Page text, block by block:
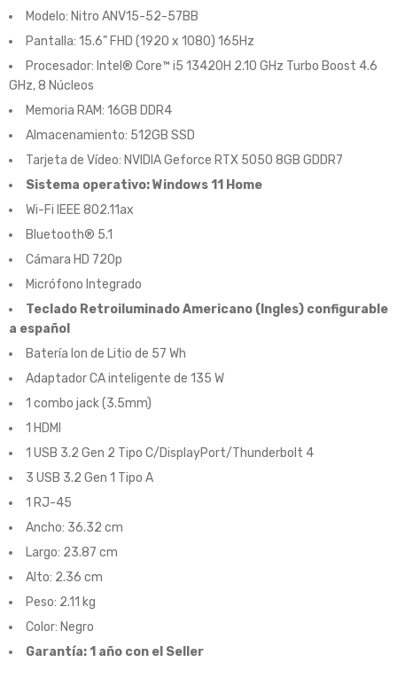
Modelo: Nitro ANV15-52-57BB
Pantalla: 15.6” FHD (1920 x 1080) 165Hz
Procesador: Intel® Core™ i5 13420H 2.10 GHz Turbo Boost 4.6
GHz, 8 Núcleos
Memoria RAM: 16GB DDR4
Almacenamiento: 512GB SSD
Tarjeta de Vídeo: NVIDIAGeforce RTX 5050 8GB GDDR7
Sistema operativo: Windows 11 Home
Wi-Fi IEEE 802.11ax
Bluetooth® 5.1
Cámara HD 720p
Micrófono Integrado
Teclado Retroiluminado Americano (Ingles) configurable
a español
Batería Ion de Litio de 57 Wh
Adaptador CA inteligente de 135 W
1 combo jack(3.5mm)
1 HDMI
1 USB 3.2 Gen 2 Tipo C/DisplayPort/Thunderbolt 4
3 USB 3.2 Gen 1 Tipo A
1 RJ-45
Ancho: 36.32 cm
Largo: 23.87 cm
Alto: 2.36 cm
Peso: 2.11 kg
Color: Negro
Garantía: 1 año con el Seller